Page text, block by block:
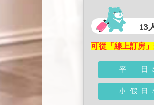
13
可從「線上訂房
平 日
小 假 日